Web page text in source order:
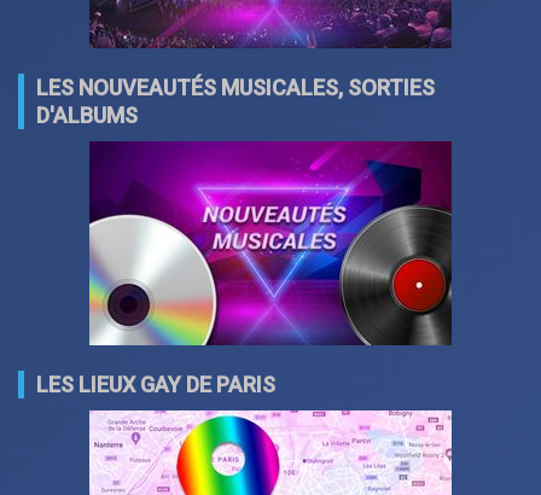
LES NOUVEAUTÉS MUSICALES, SORTIES
D'ALBUMS
LES LIEUX GAY DE PARIS